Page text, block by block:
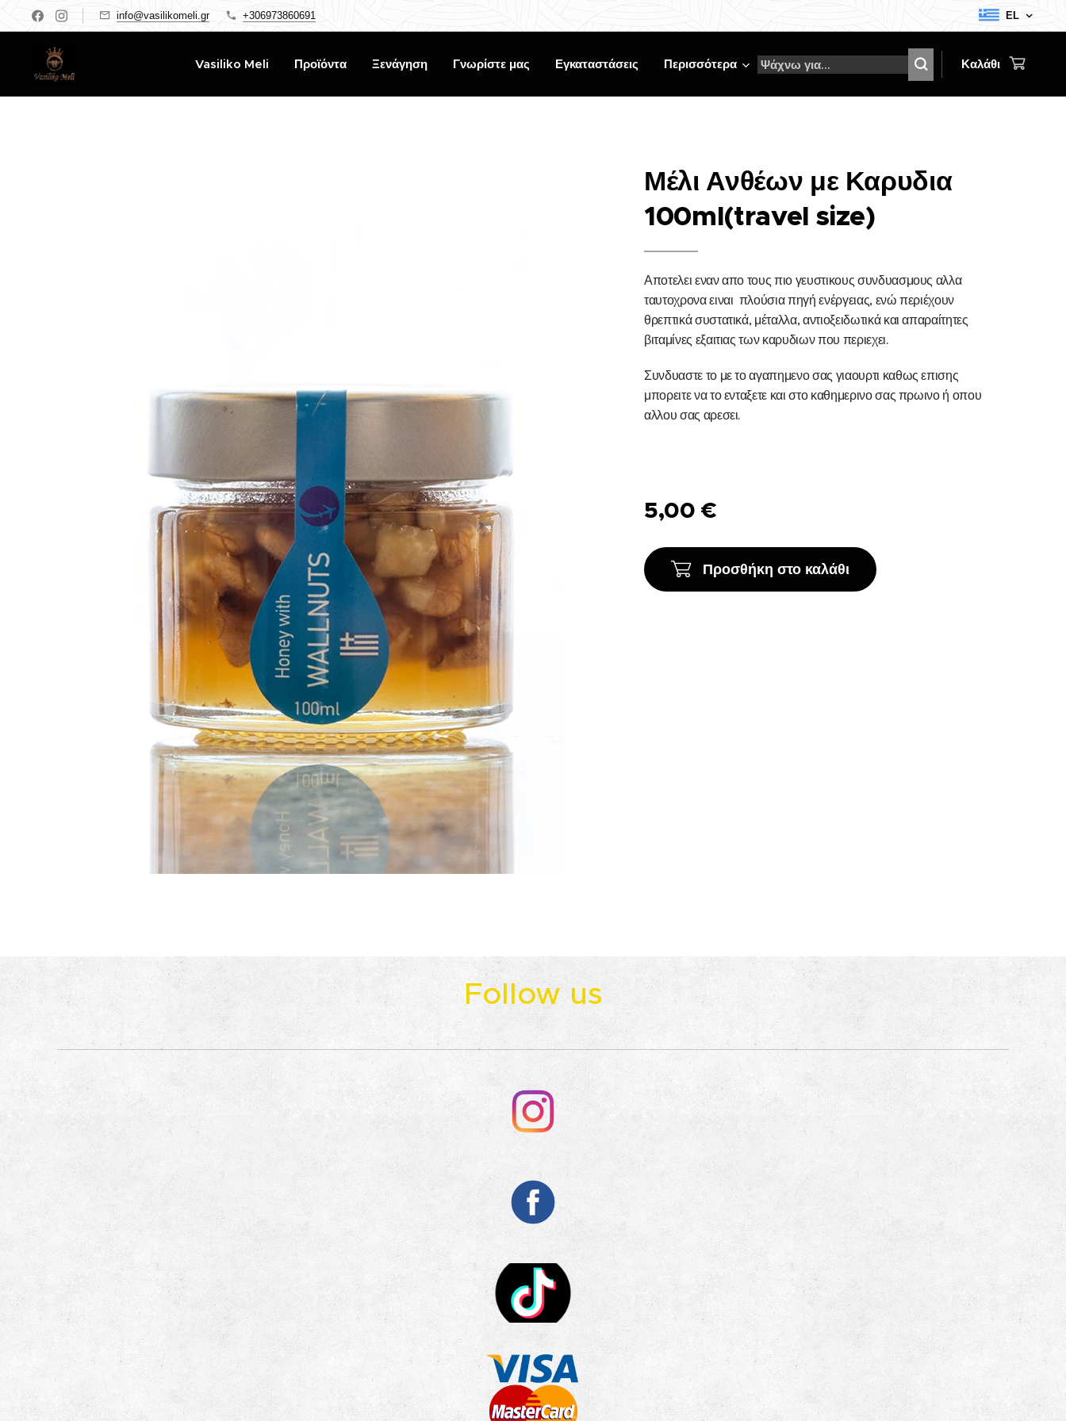
info@vasilikomeli.gr +306973860691 EL
Vasiliko Meli Προϊόντα Ξενάγηση Γνωρίστε μας Εγκαταστάσεις Περισσότερα Καλάθι
Μέλι Ανθέων με Καρυδια
100ml(travel size)
Αποτελει εναν απο τους πιο γευστικους συνδυασμους αλλα
ταυτοχρονα ειναι πλούσια πηγή ενέργειας, ενώ περιέχουν
θρεπτικά συστατικά, μέταλλα, αντιοξειδωτικά και απαραίτητες
βιταμίνες εξαιτιας των καρυδιων που περιεχει.
Συνδυαστε το με το αγαπημενο σας γιαουρτι καθως επισης
μπορειτε να το ενταξετε και στο καθημερινο σας πρωινο ή οπου
αλλου σας αρεσει.
5,00 €
Προσθήκη στο καλάθι
Follow us